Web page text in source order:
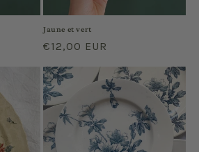
Jaune et vert
Regular
€12,00 EUR